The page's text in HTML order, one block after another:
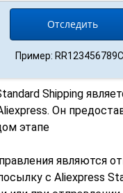
Пример:
Shipping
Он
этапе
являются
с Aliexpress